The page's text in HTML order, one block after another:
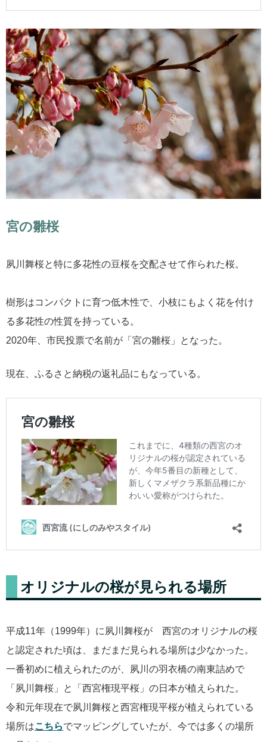
宮の雛桜
夙川舞桜と特に多花性の豆桜を交配させて作られた桜。
樹形はコンパクトに育つ低木性で、小枝にもよく花を付け
る多花性の性質を持っている。
2020年、市民投票で名前が「宮の雛桜」となった。
現在、ふるさと納税の返礼品にもなっている。
オリジナルの桜が見られる場所
平成11年（1999年）に夙川舞桜が 西宮のオリジナルの桜
と認定された頃は、まだまだ見られる場所は少なかった。
一番初めに植えられたのが、夙川の羽衣橋の南東詰めで
「夙川舞桜」と「西宮権現平桜」の日本が植えられた。
令和元年現在で夙川舞桜と西宮権現平桜が植えられている
場所はこちらでマッピングしていたが、今では多くの場所